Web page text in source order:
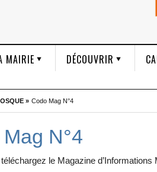
MAIRIE DÉCOUVRIR
» Codo Mag N°4
N°4
le Magazine d’Informations